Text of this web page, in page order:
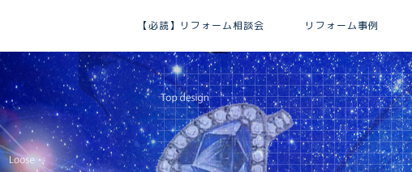
【必読】リフォーム相談会 リフォーム事例